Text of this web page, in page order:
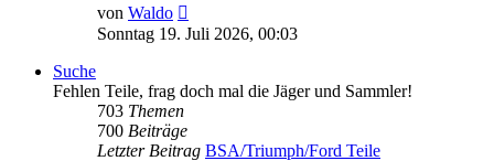
von Waldo
Beitrag
Sonntag 19. Juli 2026, 00:03
Suche
Fehlen Teile, frag doch mal die Jäger und Sammler!
703 Themen
700 Beiträge
Letzter Beitrag BSA/Triumph/Ford Teile